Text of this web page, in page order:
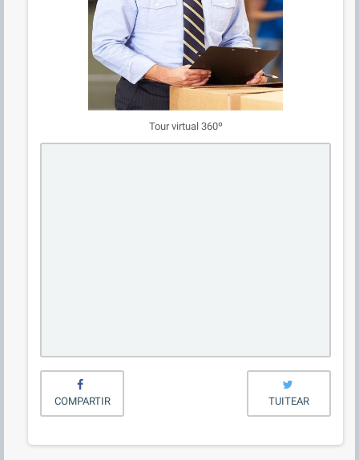
Tour virtual 360º
COMPARTIR TUITEAR